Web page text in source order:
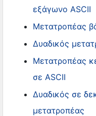
εξάγωνο ASCII
Μετατροπέας
Δυαδικός
Μετατροπέας
σε ASCII
Δυαδικός σε
μετατροπέας